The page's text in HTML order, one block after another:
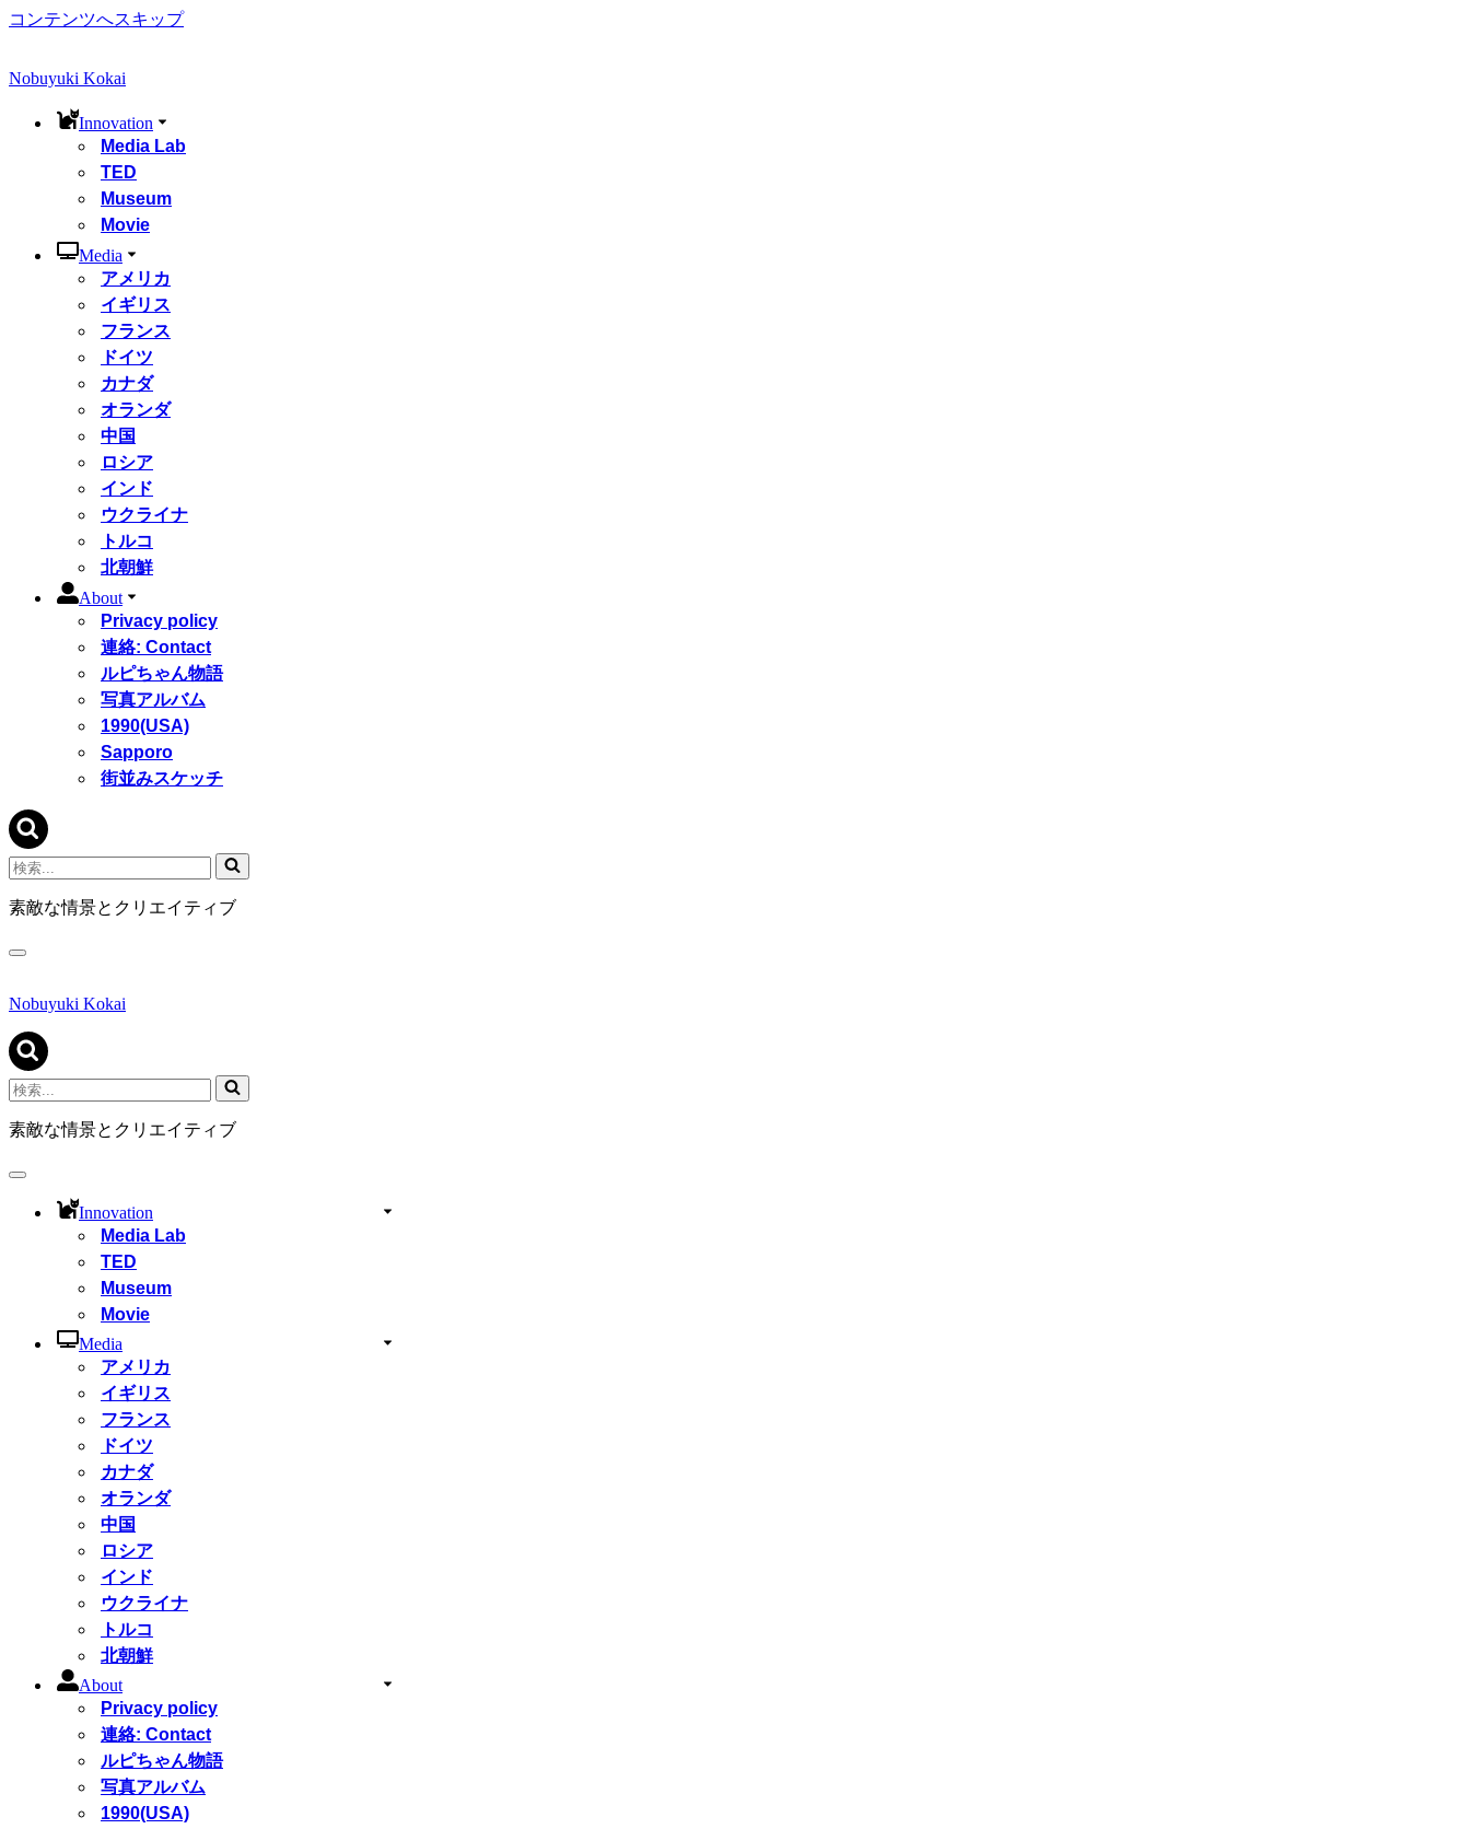
コンテンツへスキップ
Nobuyuki Kokai
Innovation
Media Lab
TED
Museum
Movie
Media
アメリカ
イギリス
フランス
ドイツ
カナダ
オランダ
中国
ロシア
インド
ウクライナ
トルコ
北朝鮮
About
Privacy policy
連絡: Contact
ルピちゃん物語
写真アルバム
1990(USA)
Sapporo
街並みスケッチ
検
索...
素敵な情景とクリエイティブ
ナ
ゲ
シ
ョ
ン
メ
ニ
ュ
Nobuyuki Kokai
検
索...
素敵な情景とクリエイティブ
ナ
Innovation
Media Lab
TED
Museum
Movie
Media
アメリカ
イギリス
フランス
ドイツ
カナダ
オランダ
中国
ロシア
インド
ウクライナ
トルコ
北朝鮮
About
Privacy policy
連絡: Contact
ルピちゃん物語
写真アルバム
1990(USA)